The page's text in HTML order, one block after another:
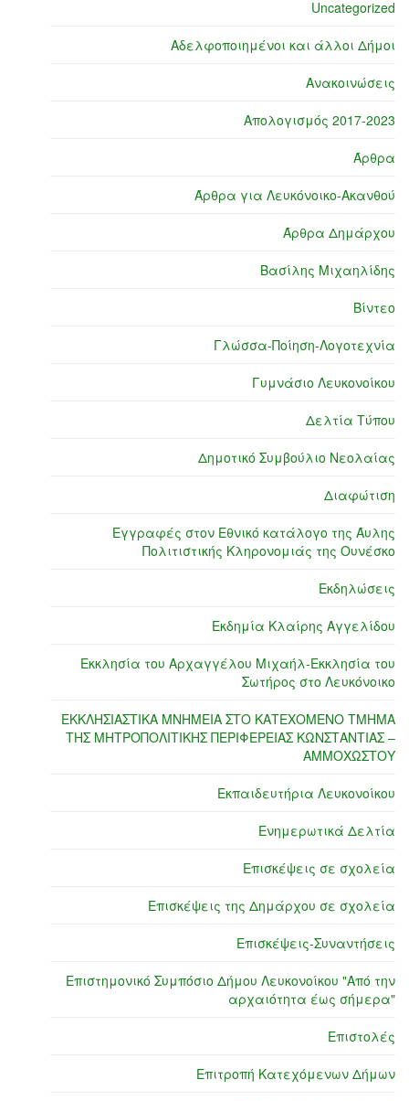
Uncategorized
Αδελφοποιημένοι και άλλοι Δήμοι
Ανακοινώσεις
Απολογισμός 2017-2023
Άρθρα
Άρθρα για Λευκόνοικο-Ακανθού
Άρθρα Δημάρχου
Βασίλης Μιχαηλίδης
Βίντεο
Γλώσσα-Ποίηση-Λογοτεχνία
Γυμνάσιο Λευκονοίκου
Δελτία Τύπου
Δημοτικό Συμβούλιο Νεολαίας
Διαφώτιση
Εγγραφές στον Εθνικό κατάλογο της Άυλης
Πολιτιστικής Κληρονομιάς της Ουνέσκο
Εκδηλώσεις
Εκδημία Κλαίρης Αγγελίδου
Εκκλησία του Αρχαγγέλου Μιχαήλ-Εκκλησία του
Σωτήρος στο Λευκόνοικο
ΕΚΚΛΗΣΙΑΣΤΙΚΑ ΜΝΗΜΕΙΑ ΣΤΟ ΚΑΤΕΧΟΜΕΝΟ ΤΜΗΜΑ
ΤΗΣ ΜΗΤΡΟΠΟΛΙΤΙΚΗΣ ΠΕΡΙΦΕΡΕΙΑΣ ΚΩΝΣΤΑΝΤΙΑΣ –
ΑΜΜΟΧΩΣΤΟΥ
Εκπαιδευτήρια Λευκονοίκου
Ενημερωτικά Δελτία
Επισκέψεις σε σχολεία
Επισκέψεις της Δημάρχου σε σχολεία
Επισκέψεις-Συναντήσεις
Επιστημονικό Συμπόσιο Δήμου Λευκονοίκου "Από την
αρχαιότητα έως σήμερα"
Επιστολές
Επιτροπή Κατεχόμενων Δήμων